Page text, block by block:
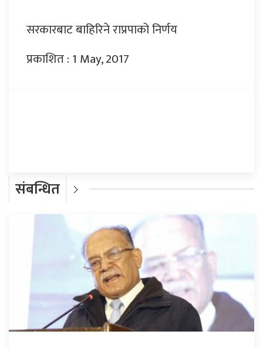
सरकारबाट बाहिरिने राप्रपाको निर्णय
प्रकाशित : 1 May, 2017
संबन्धित